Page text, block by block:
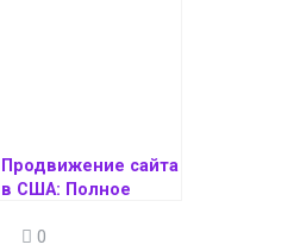
Продвижение сайта
в США: Полное
и Digital Marketing
0